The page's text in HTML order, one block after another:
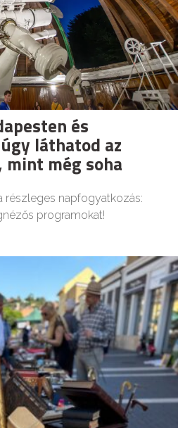
és
láthatod az
még soha
részleges napfogyatkozás:
programokat!